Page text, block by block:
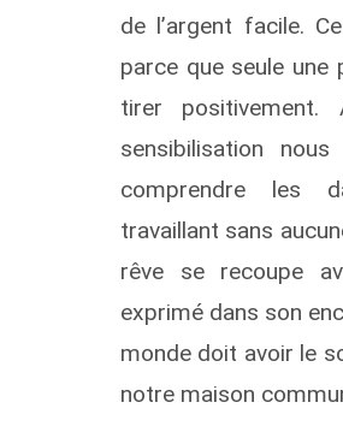
de l’argent facile.
parce que seule une
tirer
sensibilisation
comprendre les
travaillant sans
rêve se recoupe
exprimé dans son
monde doit avoir le
notre maison